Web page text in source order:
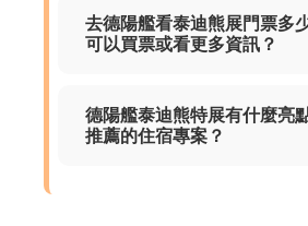
去德陽艦看泰迪熊展門票多
可以買票或看更多資訊？
德陽艦泰迪熊特展有什麼亮
推薦的住宿專案？